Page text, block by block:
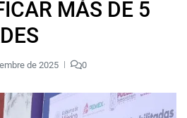
MÁS DE 5
de 2025 0